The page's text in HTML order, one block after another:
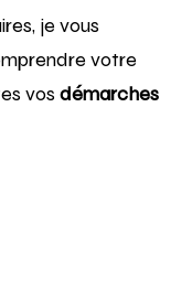
je vous
votre
vos démarches